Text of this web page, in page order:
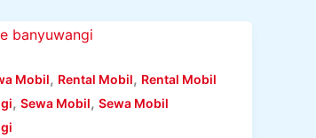
Mobil, Rental Mobil, Rental Mobil
,Sewa Mobil,Sewa Mobil